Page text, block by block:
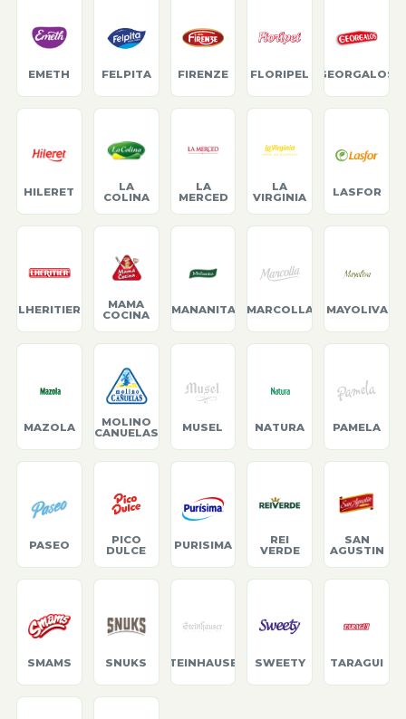
EMETH FELPITA FIRENZE FLORIPEL GEORGALOS
HILERET
LA
COLINA
LA
MERCED
LA
VIRGINIA
LASFOR
LHERITIER
MAMA
COCINA
MANANITA MARCOLLA MAYOLIVA
MAZOLA
MOLINO
CANUELAS
MUSEL NATURA PAMELA
PASEO
PICO
DULCE
PURISIMA
REI
VERDE
SAN
AGUSTIN
SMAMS SNUKS STEINHAUSER SWEETY TARAGUI